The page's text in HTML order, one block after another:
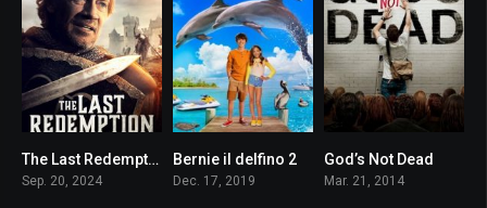
6.7The Last Redemption
Sep. 20, 2024
5.8
Bernie il delfino 2
Dec. 17, 2019
God’s Not Dead
Mar. 21, 2014